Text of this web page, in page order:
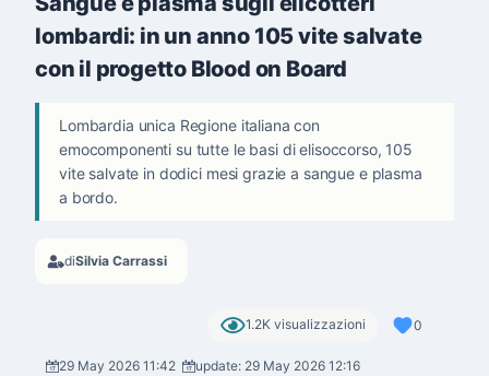
lombardi: in un anno 105 vite salvate
con il progetto Blood on Board
Lombardia unica Regione italiana con
emocomponenti su tutte le basi di elisoccorso, 105
vite salvate in dodici mesi grazie a sangue e plasma
a bordo.
diSilvia Carrassi
1.2K visualizzazioni 0
29 May 2026 11:42 update: 29 May 2026 12:16